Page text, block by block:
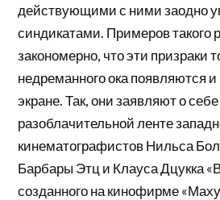
действующими с ними заодно
синдикатами. Примеров такого
закономерно, что эти призраки
недреманного ока появляются
экране. Так, они заявляют о
разоблачительной ленте
кинематографистов Нильса
Барбары Этц и Клауса Дцукка
созданного на кинофирме